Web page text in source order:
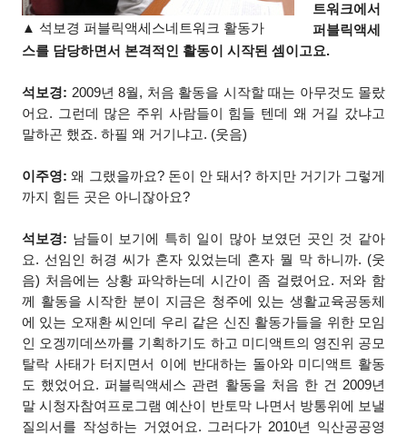
▲ 석보경 퍼블릭액세스네트워크 활동가
트워크에서
퍼블릭액세
스를 담당하면서 본격적인 활동이 시작된 셈이고요.
석보경: 2009년 8월, 처음 활동을 시작할 때는 아무것도 몰랐
어요. 그런데 많은 주위 사람들이 힘들 텐데 왜 거길 갔냐고
말하곤 했죠. 하필 왜 거기냐고. (웃음)
이주영: 왜 그랬을까요? 돈이 안 돼서? 하지만 거기가 그렇게
까지 힘든 곳은 아니잖아요?
석보경: 남들이 보기에 특히 일이 많아 보였던 곳인 것 같아
요. 선임인 허경 씨가 혼자 있었는데 혼자 뭘 막 하니까. (웃
음) 처음에는 상황 파악하는데 시간이 좀 걸렸어요. 저와 함
께 활동을 시작한 분이 지금은 청주에 있는 생활교육공동체
에 있는 오재환 씨인데 우리 같은 신진 활동가들을 위한 모임
인 오겡끼데쓰까를 기획하기도 하고 미디액트의 영진위 공모
탈락 사태가 터지면서 이에 반대하는 돌아와 미디액트 활동
도 했었어요. 퍼블릭액세스 관련 활동을 처음 한 건 2009년
말 시청자참여프로그램 예산이 반토막 나면서 방통위에 보낼
질의서를 작성하는 거였어요. 그러다가 2010년 익산공공영